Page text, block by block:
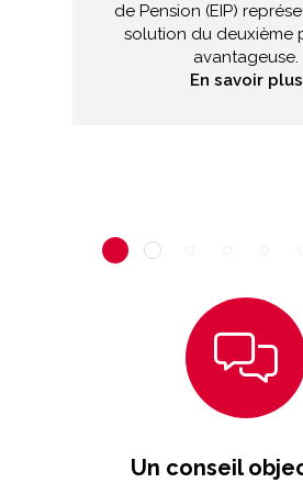
de Pension (EIP)
solution du deuxième
avantageuse.
En savoir plus
Un conseil